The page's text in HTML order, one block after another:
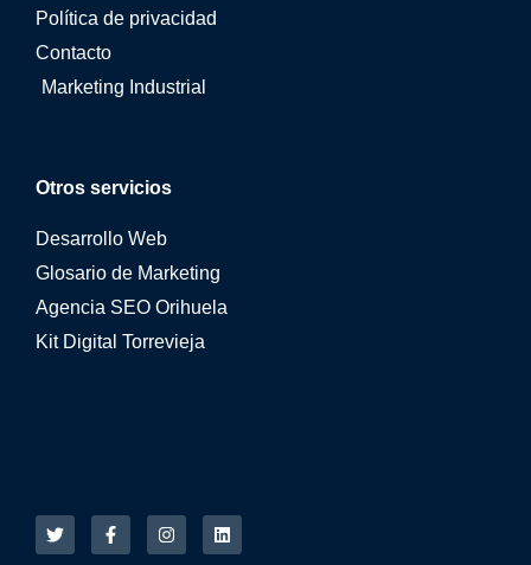
Otros servicios
Desarrollo Web
Glosario de Marketing
Agencia SEO Orihuela
Kit Digital Torrevieja
Política de privacidad
Contacto
Marketing Industrial